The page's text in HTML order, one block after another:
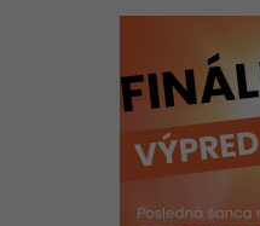
Java -80%
C# .NET -80%
Python -80%